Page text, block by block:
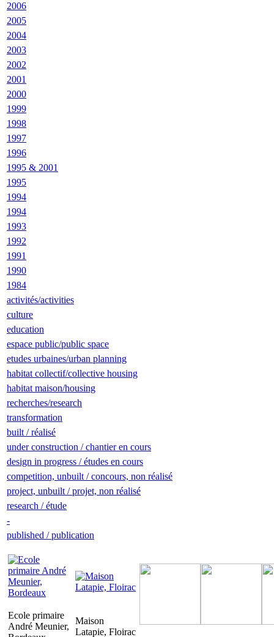
2006
2005
2004
2003
2002
2001
2000
1999
1998
1997
1996
1995 & 2001
1995
1994
1994
1993
1992
1991
1990
1984
activités/activities
culture
education
espace public/public space
etudes urbaines/urban planning
habitat collectif/collective housing
habitat maison/housing
recherches/research
transformation
built / réalisé
under construction / chantier en cours
design in progress / études en cours
competition, unbuilt / concours, non réalisé
project, unbuilt / projet, non réalisé
research / étude
-
published / publication
Ecole primaire
André Meunier,
Maison
Latapie, Floirac